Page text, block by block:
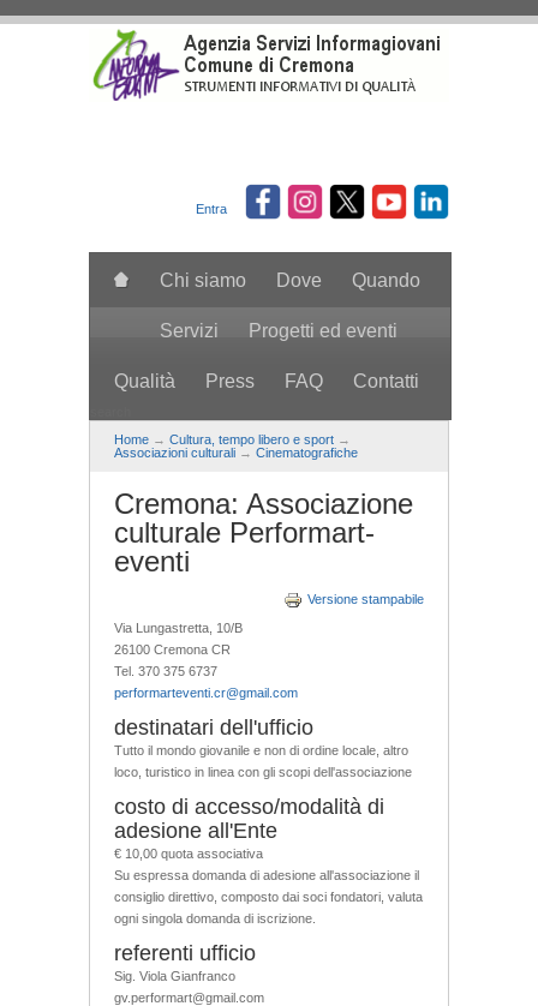
Entra
Chi siamo Dove Quando
Servizi Progetti ed eventi
Qualità Press FAQ Contatti
Home → Cultura, tempo libero e sport →
Associazioni culturali → Cinematografiche
Cremona: Associazione
culturale Performart-
eventi
Versione stampabile
Via Lungastretta, 10/B
26100 Cremona CR
Tel. 370 375 6737
performarteventi.cr@gmail.com
destinatari dell'ufficio
Tutto il mondo giovanile e non di ordine locale, altro
loco, turistico in linea con gli scopi dell'associazione
costo di accesso/modalità di
adesione all'Ente
€ 10,00 quota associativa
Su espressa domanda di adesione all'associazione il
consiglio direttivo, composto dai soci fondatori, valuta
ogni singola domanda di iscrizione.
referenti ufficio
Sig. Viola Gianfranco
gv.performart@gmail.com